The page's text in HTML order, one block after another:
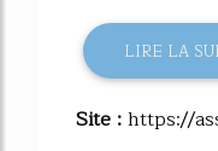
LIRE LA
Site :https://